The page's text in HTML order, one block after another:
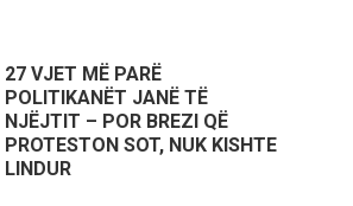
27 VJET MË PARË
POLITIKANËT JANË TË
NJËJTIT – POR BREZI QË
PROTESTON SOT, NUK KISHTE
LINDUR